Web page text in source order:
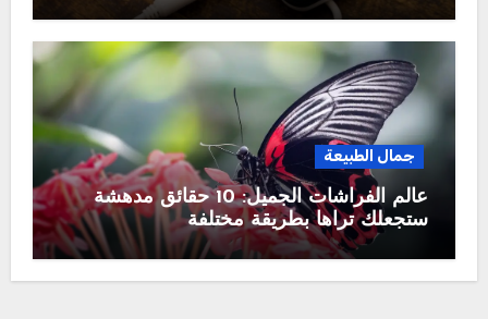
جمال الطبيعة
عالم الفراشات الجميل: 10 حقائق مدهشة
ستجعلك تراها بطريقة مختلفة